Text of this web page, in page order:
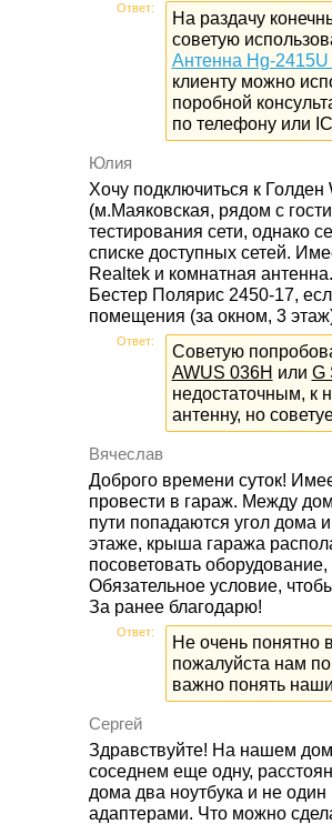
Ответ:
На раздачу
советую
Антенна Hg-2415U
клиенту можно
поробной
по телефону или
Юлия
Хочу подключиться к
(м.Маяковская, рядом с
тестирования сети, однако
списке доступных сетей.
Realtek и комнатная
Бестер Полярис 2450-17,
помещения (за окном, 3
Ответ:
Советую
AWUS 036H или G
недостаточным, к
антенну, но
Вячеслав
Доброго времени суток!
провести в гараж. Между
пути попадаются угол дома
этаже, крыша гаража
посоветовать
Обязательное условие,
За ранее благодарю!
Ответ:
Не очень понятно
пожалуйста нам
важно понять
Сергей
Здравствуйте! На нашем
соседнем еще одну,
дома два ноутбука и не
адаптерами. Что можно